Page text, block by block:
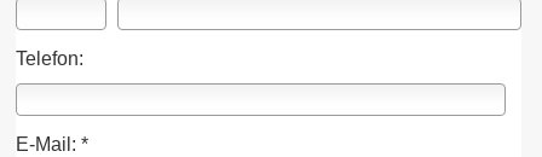
Telefon:
E-Mail: *